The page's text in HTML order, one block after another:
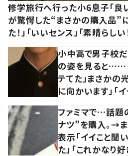
修学旅行へ行った小6息子「良
が驚愕した“まさかの購入品”
た！」「いいセンス」「素晴らしい
小中高で男子校
の姿を見ると……
テてた」まさかの
に向かいます」「
ファミマで…話題
ナツ”を購入。→
表示「イイこと聞
た」「これかなり好